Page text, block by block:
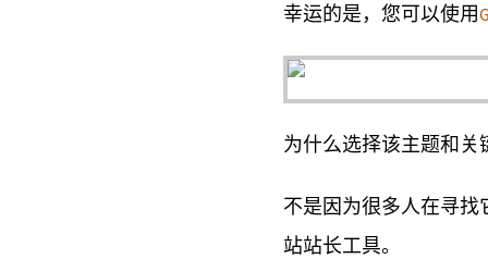
幸运的是，您可以使用
为什么选择该主题和关
不是因为很多人在寻
站站长工具。